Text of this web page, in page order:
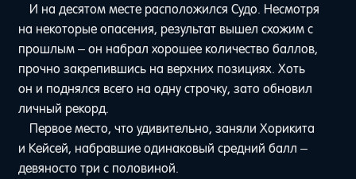
И на десятом месте расположился Судо. Несмотря
на некоторые опасения, результат вышел схожим с
прошлым – он набрал хорошее количество баллов,
прочно закрепившись на верхних позициях. Хоть
он и поднялся всего на одну строчку, зато обновил
личный рекорд.
Первое место, что удивительно, заняли Хорикита
и Кейсей, набравшие одинаковый средний балл –
девяносто три с половиной.